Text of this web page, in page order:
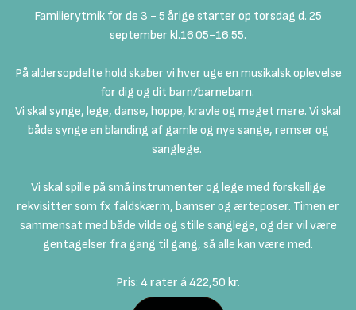
Familierytmik for de 3 - 5 årige starter op torsdag d. 25
september kl.16.05-16.55.
På aldersopdelte hold skaber vi hver uge en musikalsk oplevelse
for dig og dit barn/barnebarn.
Vi skal synge, lege, danse, hoppe, kravle og meget mere. Vi skal
både synge en blanding af gamle og nye sange, remser og
sanglege.
Vi skal spille på små instrumenter og lege med forskellige
rekvisitter som fx faldskærm, bamser og ærteposer. Timen er
sammensat med både vilde og stille sanglege, og der vil være
gentagelser fra gang til gang, så alle kan være med.
Pris: 4 rater á 422,50 kr.